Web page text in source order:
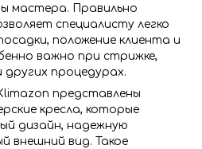
мастера. Правильно
специалисту легко
положение клиента и
важно при стрижке,
других процедурах.
представлены
кресла, которые
дизайн, надежную
внешний вид. Такое